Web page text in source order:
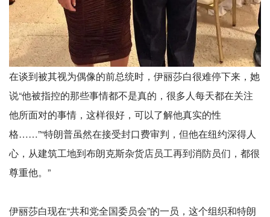
在谈到被其视为偶像的前总统时，伊丽莎白很难停下来，她
说“他被指控的那些事情都不是真的，很多人每天都在关注
他所面对的事情，这样很好，可以了解他真实的性
格……”“特朗普虽然在接受封口费审判，但他在纽约深得人
心，从建筑工地到布朗克斯杂货店员工再到消防员们，都很
尊重他。”
伊丽莎白现在“共和党全国委员会”的一员，这个组织和特朗